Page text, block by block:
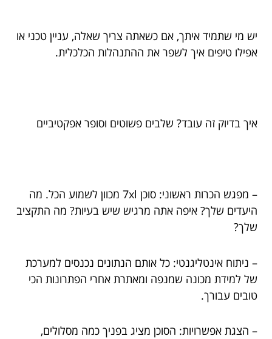
יש מי שתמיד איתך, אם כשאתה צריך שאלה, עניין טכני או
אפילו טיפים איך לשפר את ההתנהלות הכלכלית.
איך בדיוק זה עובד? שלבים פשוטים וסופר אפקטיביים
– מפגש הכרות ראשוני: סוכן 7xl מכוון לשמוע הכל. מה
היעדים שלך? איפה אתה מרגיש שיש בעיות? מה התקציב
שלך?
– ניתוח אינטליגנטי: כל אותם הנתונים נכנסים למערכת
של למידת מכונה שמנפה ומאתרת אחרי הפתרונות הכי
טובים עבורך.
– הצגת אפשרויות: הסוכן מציג בפניך כמה מסלולים,